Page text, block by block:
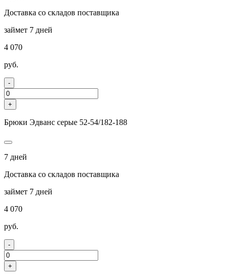
Доставка со складов поставщика
займет 7 дней
4 070
руб.
-
+
Брюки Эдванс серые 52-54/182-188
7 дней
Доставка со складов поставщика
займет 7 дней
4 070
руб.
-
+